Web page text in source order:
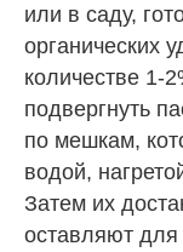
или в саду,
органических
количестве 1-
подвергнуть
по мешкам,
водой,
Затем их
оставляют